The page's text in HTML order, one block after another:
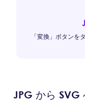
「変換」ボタンを
JPG から SVG